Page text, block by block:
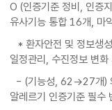
O (인증기준 정비, 인
유사기능 통합 16개, 마
* 환자안전 및 정보생
일정관리, 수진정보 변
- (기능성, 62→27개)
알레르기 인증기준 필